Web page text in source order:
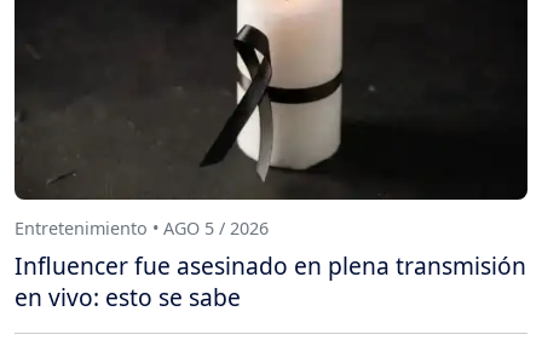
Entretenimiento • AGO 5 / 2026
Influencer fue asesinado en plena transmisión
en vivo: esto se sabe